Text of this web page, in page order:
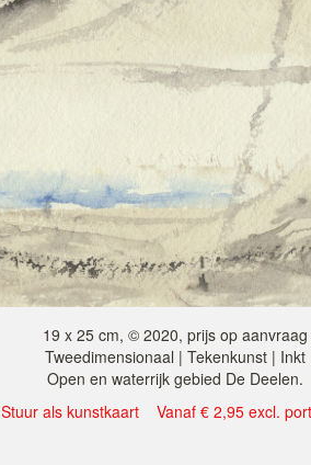
19 x 25 cm, © 2020, prijs op aanvraag
Tweedimensionaal | Tekenkunst | Inkt
Open en waterrijk gebied De Deelen.
Stuur als kunstkaart Vanaf € 2,95 excl.